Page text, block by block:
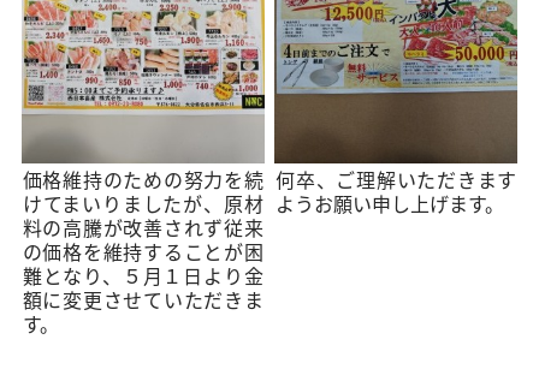
価格維持のための努力を続
けてまいりましたが、原材
料の高騰が改善されず従来
の価格を維持することが困
難となり、５月１日より金
額に変更させていただきま
す。
何卒、ご理解いただきます
ようお願い申し上げます。